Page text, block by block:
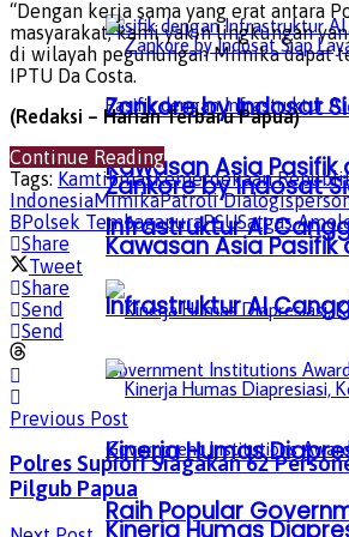
Zankore by Indosat
Kawasan Asia Pasifik
Infrastruktur AI
Kinerja Humas
Raih Popular
Zankore by Indosat
Kawasan Asia Pasifik
Infrastruktur AI
Kinerja Humas
“Dengan kerja sama yang erat antara
masyarakat, kami yakin lingkungan
di wilayah pegunungan Mimika dapat
IPTU Da Costa.
(Redaksi – Harian Terbaru Papua)
Continue Reading
Tags: KamtibmasKemerdekaan
IndonesiaMimikaPatroli Dialogis
BPolsek TembagapuraPSUSatgas
Share
Tweet
Share
Send
Send
Previous Post
Polres Supiori Siagakan 62
Pilgub Papua